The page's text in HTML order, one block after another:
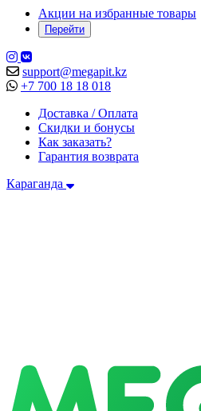
Акции на избранные товары
Перейти
support@megapit.kz
+7 700 18 18 018
Доставка / Оплата
Скидки и бонусы
Как заказать?
Гарантия возврата
Караганда